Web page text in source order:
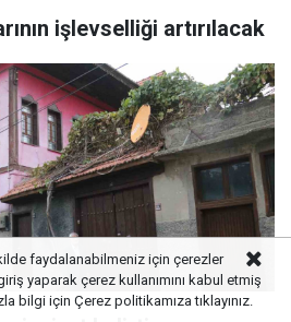
işlevselliği artırılacak
faydalanabilmeniz için çerezler
yaparak çerez kullanımını kabul etmiş
bilgi için Çerez politikamıza tıklayınız.